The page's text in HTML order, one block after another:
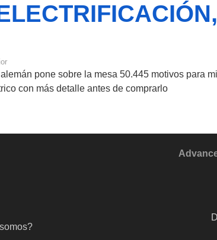
pone sobre la mesa 50.445 motivos para
con más detalle antes de comprarlo